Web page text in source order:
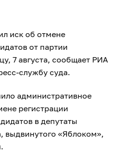
иск об отмене
от партии
7 августа, сообщает РИА
службу суда.
административное
регистрации
в депутаты
выдвинутого «Яблоком»,